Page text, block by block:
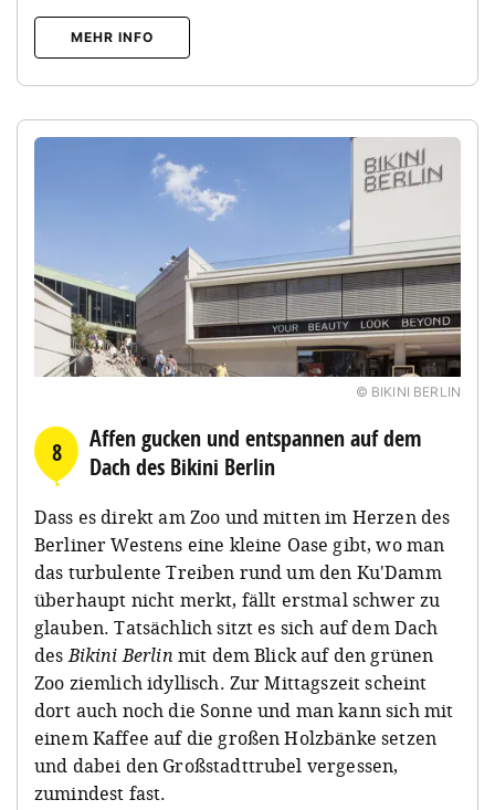
MEHR INFO
© BIKINI BERLIN
8
Affen gucken und entspannen auf dem
Dach des Bikini Berlin
Dass es direkt am Zoo und mitten im Herzen des
Berliner Westens eine kleine Oase gibt, wo man
das turbulente Treiben rund um den Ku'Damm
überhaupt nicht merkt, fällt erstmal schwer zu
glauben. Tatsächlich sitzt es sich auf dem Dach
desBikini Berlin mit dem Blick auf den grünen
Zoo ziemlich idyllisch. Zur Mittagszeit scheint
dort auch noch die Sonne und man kann sich mit
einem Kaffee auf die großen Holzbänke setzen
und dabei den Großstadttrubel vergessen,
zumindest fast.